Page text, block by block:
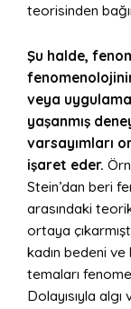
teorisinden
Şu halde,
veya uygulama
yaşanmış
varsayımları
işaret eder.
Stein’dan beri
arasındaki
ortaya
kadın bedeni
temaları
Dolayısıyla